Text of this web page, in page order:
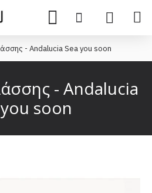
- Andalucia Sea you soon
- Andalucia
soon